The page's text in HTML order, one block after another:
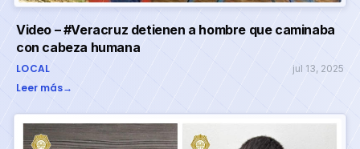
Video – #Veracruz detienen a hombre que caminaba
con cabeza humana
LOCAL jul 13, 2025
Leer más→